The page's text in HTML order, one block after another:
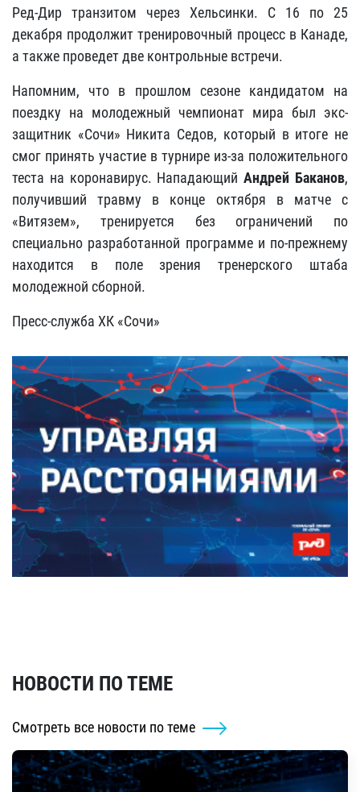
Ред-Дир транзитом через Хельсинки. С 16 по 25
декабря продолжит тренировочный процесс в Канаде,
а также проведет две контрольные встречи.
Напомним, что в прошлом сезоне кандидатом на
поездку на молодежный чемпионат мира был экс-
защитник «Сочи» Никита Седов, который в итоге не
смог принять участие в турнире из-за положительного
теста на коронавирус. НападающийАндрей Баканов,
получивший травму в конце октября в матче с
«Витязем», тренируется без ограничений по
специально разработанной программе и по-прежнему
находится в поле зрения тренерского штаба
молодежной сборной.
Пресс-служба ХК «Сочи»
НОВОСТИ ПО ТЕМЕ
Смотреть все новости по теме